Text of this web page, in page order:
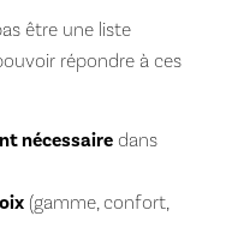
être une liste
répondre à ces
nécessairedans
(gamme, confort,